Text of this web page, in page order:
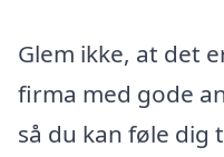
Glem ikke, at det
firma med gode
så du kan føle dig